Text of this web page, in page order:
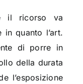
il ricorso va
in quanto l’art.
di porre in
della durata
l’esposizione